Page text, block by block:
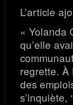
L’article
« Yolanda
qu’elle
regrette. À
des
s’inquiète,